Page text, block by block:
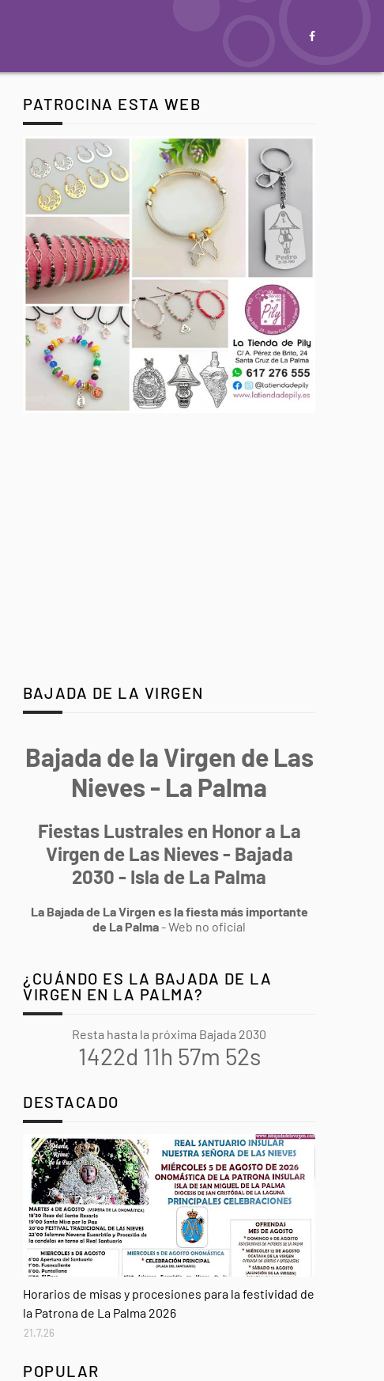
PATROCINA ESTA WEB
BAJADA DE LA VIRGEN
Bajada de la Virgen de Las
Nieves - La Palma
Fiestas Lustrales en Honor a La
Virgen de Las Nieves - Bajada
2030 - Isla de La Palma
La Bajada de La Virgen es la fiesta más importante
de La Palma- Web no oficial
¿CUÁNDO ES LA BAJADA DE LA
VIRGEN EN LA PALMA?
Resta hasta la próxima Bajada 2030
1422d 11h 57m 51s
DESTACADO
Horarios de misas y procesiones para la festividad de
la Patrona de La Palma 2026
21.7.26
POPULAR